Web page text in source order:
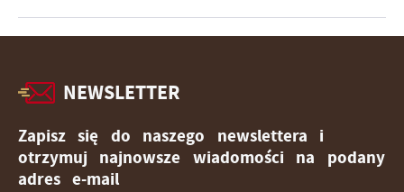
NEWSLETTER
Zapisz się do naszego newslettera i
otrzymuj najnowsze wiadomości na podany
adres e-mail